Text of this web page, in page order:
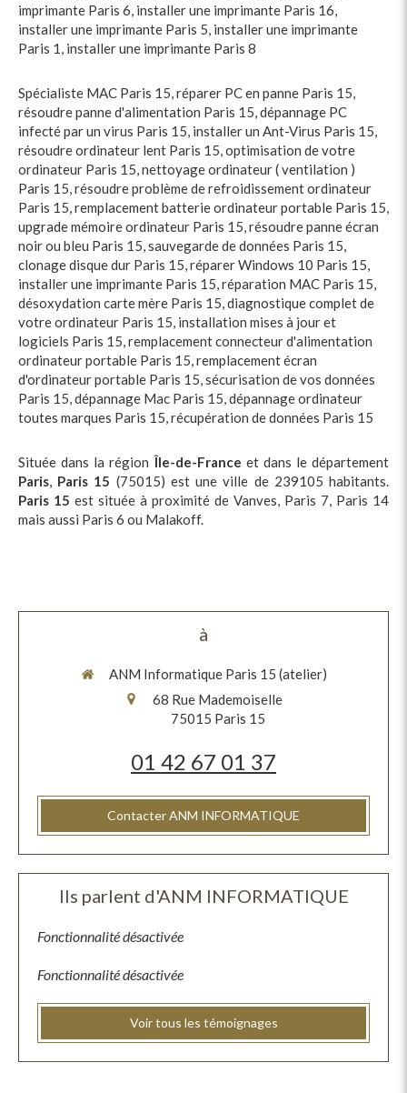
imprimante Paris 6, installer une imprimante Paris 16,
installer une imprimante Paris 5, installer une imprimante
Paris 1, installer une imprimante Paris 8
Spécialiste MAC Paris 15,réparer PC en panne Paris 15,
résoudre panne d'alimentation Paris 15,dépannage PC
infecté par un virus Paris 15, installer un Ant-Virus Paris 15,
résoudre ordinateur lent Paris 15,optimisation de votre
ordinateur Paris 15,nettoyage ordinateur ( ventilation )
Paris 15,résoudre problème de refroidissement ordinateur
Paris 15,remplacement batterie ordinateur portable Paris 15,
upgrade mémoire ordinateur Paris 15,résoudre panne écran
noir ou bleu Paris 15,sauvegarde de données Paris 15,
clonage disque dur Paris 15,réparer Windows 10 Paris 15,
installer une imprimante Paris 15,réparation MAC Paris 15,
désoxydation carte mère Paris 15,diagnostique complet de
votre ordinateur Paris 15, installation mises à jour et
logiciels Paris 15,remplacement connecteur d'alimentation
ordinateur portable Paris 15,remplacement écran
d'ordinateur portable Paris 15,sécurisation de vos données
Paris 15,dépannage Mac Paris 15,dépannage ordinateur
toutes marques Paris 15,récupération de données Paris 15
Située dans la régionÎle-de-France et dans le département
Paris, Paris 15 (75015) est une ville de 239105 habitants.
Paris 15 est située à proximité de Vanves, Paris 7, Paris 14
mais aussi Paris 6 ou Malakoff.
à
ANM Informatique Paris 15 (atelier)
68 Rue Mademoiselle
75015 Paris 15
01 42 67 01 37
Contacter ANM INFORMATIQUE
Ils parlent d'ANM INFORMATIQUE
Fonctionnalité désactivée
Fonctionnalité désactivée
Voir tous les témoignages